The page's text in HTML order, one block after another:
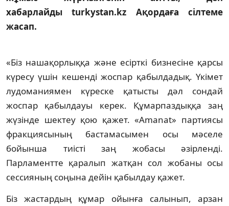
хабарлайды turkystan.kz Ақордаға сілтеме
жасап.
«Біз нашақорлыққа және есірткі бизнесіне қарсы
күресу үшін кешенді жоспар қабылдадық. Үкімет
лудоманиямен күреске қатысты дәл сондай
жоспар қабылдауы керек. Құмарпаздыққа заң
жүзінде шектеу қою қажет. «Amanat» партиясы
фракциясының бастамасымен осы мәселе
бойынша тиісті заң жобасы әзірленді.
Парламентте қаралып жатқан сол жобаны осы
сессияның соңына дейін қабылдау қажет.
Біз жастардың құмар ойынға салынып, арзан